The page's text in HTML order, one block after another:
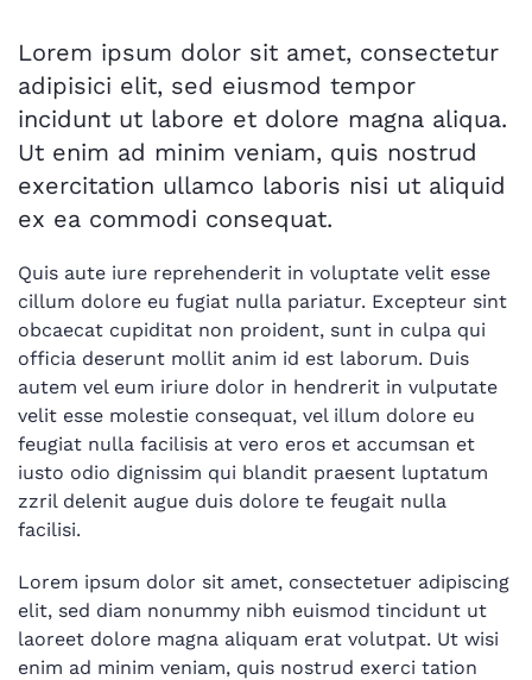
Lorem ipsum dolor sit amet, consectetur
adipisici elit, sed eiusmod tempor
incidunt ut labore et dolore magna aliqua.
Ut enim ad minim veniam, quis nostrud
exercitation ullamco laboris nisi ut aliquid
ex ea commodi consequat.
Quis aute iure reprehenderit in voluptate velit esse
cillum dolore eu fugiat nulla pariatur. Excepteur sint
obcaecat cupiditat non proident, sunt in culpa qui
officia deserunt mollit anim id est laborum. Duis
autem vel eum iriure dolor in hendrerit in vulputate
velit esse molestie consequat, vel illum dolore eu
feugiat nulla facilisis at vero eros et accumsan et
iusto odio dignissim qui blandit praesent luptatum
zzril delenit augue duis dolore te feugait nulla
facilisi.
Lorem ipsum dolor sit amet, consectetuer adipiscing
elit, sed diam nonummy nibh euismod tincidunt ut
laoreet dolore magna aliquam erat volutpat. Ut wisi
enim ad minim veniam, quis nostrud exerci tation